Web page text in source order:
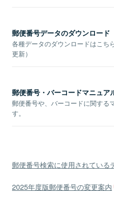
郵便番号データのダウンロード
各種データのダウンロードはこち
更新）
郵便番号・バーコードマニュア
郵便番号や、バーコードに関する
す。
郵便番号検索に使用されている
2025年度版郵便番号の変更案内